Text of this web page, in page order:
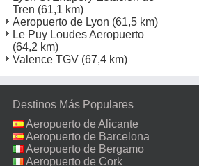
Tren (61,1 km)
Aeropuerto de Lyon (61,5 km)
Le Puy Loudes Aeropuerto
(64,2 km)
Valence TGV (67,4 km)
Destinos Más Populares
Aeropuerto de Alicante
Aeropuerto de Barcelona
Aeropuerto de Bergamo
Aeropuerto de Cork